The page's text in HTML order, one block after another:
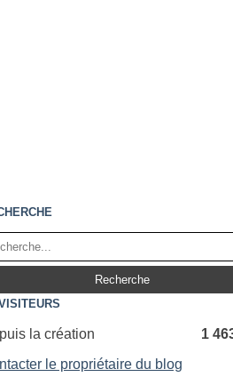
la création
1
le propriétaire du blog